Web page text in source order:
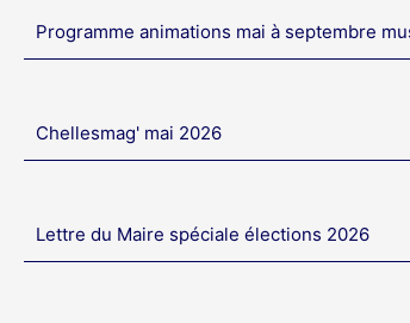
Programme animations mai à septembre
Chellesmag' mai 2026
Lettre du Maire spéciale élections 2026